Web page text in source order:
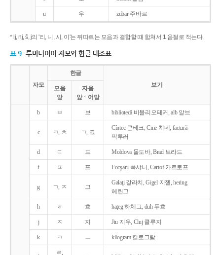
u 우 zubar 주바르
* lj, nj, š, j의 '리, 니, 시, 이'는 뒤따르는 모음과 결합할 때 합쳐서 1 음절로 적는다.
표 9 루마니아어 자모와 한글 대조표
자모
한글
보기
모음
앞
자음
앞ㆍ어말
b ㅂ 브 bibliotecǎ 비블리오테커, alb 알브
c ㅋ, ㅊ ㄱ, 크
Cîntec 큰테크, Cine 치네, facturǎ
팍투러
d ㄷ 드 Moldova 몰도바, Brad 브라드
f ㅍ 프 Focşani 폭샤니, Cartof 카르토프
g ㄱ, ㅈ 그
Galaţi 갈라치, Gigel 지젤, hering
헤린그
h ㅎ 흐 haţeg 하체그, duh 두흐
j ㅈ 지 Jiu 지우, Cluj 클루지
k ㅋ ㅡ kilogram 킬로그람
ㄹ,